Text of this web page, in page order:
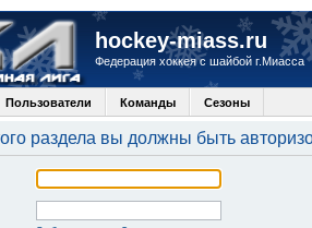
hockey-miass.ru
Федерация хоккея с шайбой г.Миасса
Пользователи Команды Сезоны
раздела вы должны быть